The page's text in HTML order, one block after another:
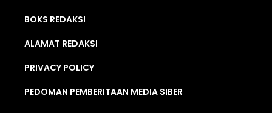
BOKS REDAKSI
ALAMAT REDAKSI
PRIVACY POLICY
PEDOMAN PEMBERITAAN MEDIA SIBER